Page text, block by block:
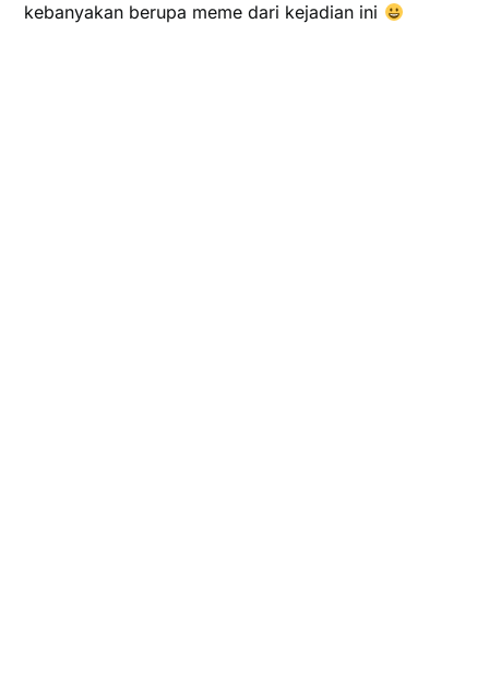
kebanyakan berupa meme dari kejadian ini